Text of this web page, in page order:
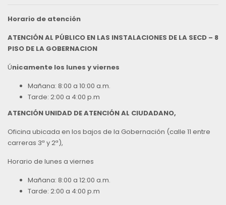
Horario de atención
ATENCIÓN AL PÚBLICO EN LAS INSTALACIONES DE LA SECD – 8
PISO DE LA GOBERNACION
Únicamente los lunes y viernes
Mañana: 8:00 a 10:00 a.m.
Tarde: 2:00 a 4:00 p.m
ATENCIÓN UNIDAD DE ATENCIÓN AL CIUDADANO,
Oficina ubicada en los bajos de la Gobernación (calle 11 entre
carreras 3ª y 2ª),
Horario de lunes a viernes
Mañana: 8:00 a 12:00 a.m.
Tarde: 2:00 a 4:00 p.m